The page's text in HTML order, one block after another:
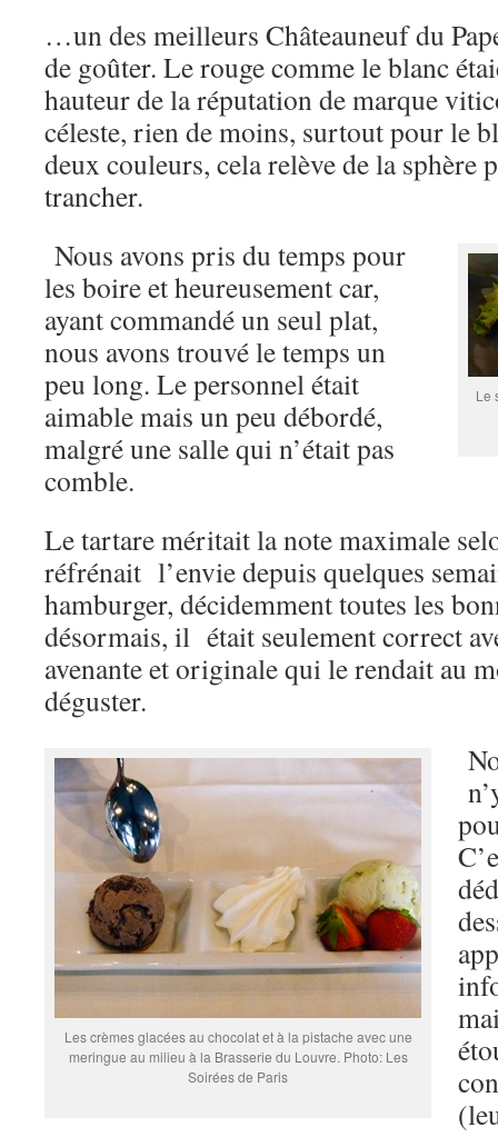
…un des meilleurs Châteauneuf du
de goûter. Le rouge comme le blanc
hauteur de la réputation de marque
céleste, rien de moins, surtout pour le
deux couleurs, cela relève de la sphère
trancher.
Le
Nous avons pris du temps pour
les boire et heureusement car,
ayant commandé un seul plat,
nous avons trouvé le temps un
peu long. Le personnel était
aimable mais un peu débordé,
malgré une salle qui n’était pas
comble.
Le tartare méritait la note maximale
réfrénait l’envie depuis quelques
hamburger, décidemment toutes les
désormais, il était seulement correct
avenante et originale qui le rendait au
déguster.
Les crèmes glacées au chocolat et à la pistache avec une
meringue au milieu à la Brasserie du Louvre. Photo: Les
Soirées de Paris